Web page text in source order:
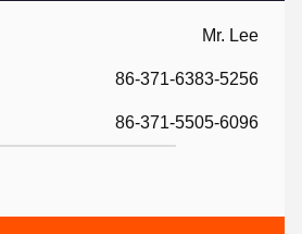
Mr. Lee
86-371-6383-5256
86-371-5505-6096